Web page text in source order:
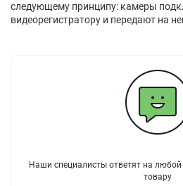
следующему принципу: камеры
видеорегистратору и передают на
Наши специалисты ответят на
товару